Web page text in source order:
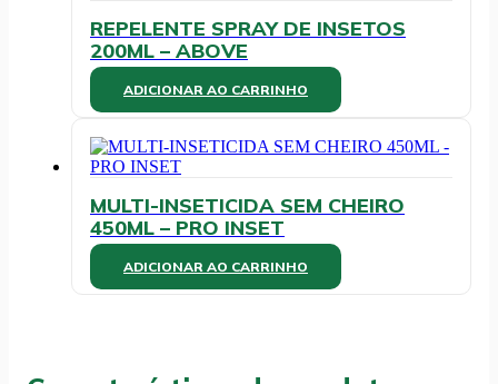
REPELENTE SPRAY DE INSETOS
200ML – ABOVE
ADICIONAR AO CARRINHO
MULTI-INSETICIDA SEM CHEIRO
450ML – PRO INSET
ADICIONAR AO CARRINHO